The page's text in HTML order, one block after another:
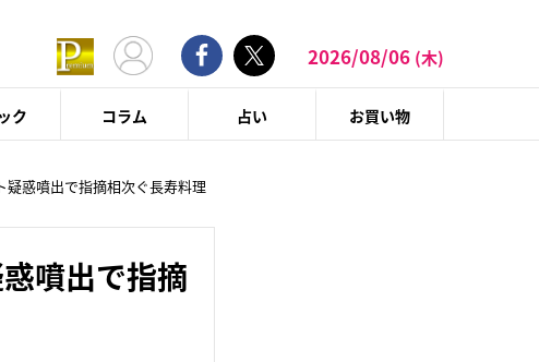
2026/08/06 (木)
ク コラム 占い お買い物
惑噴出で指摘相次ぐ長寿料理
噴出で指摘